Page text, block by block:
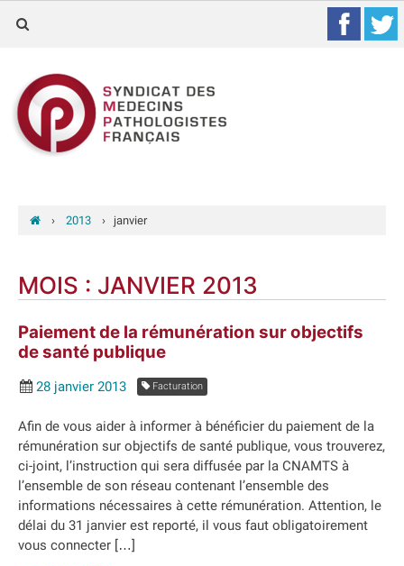
› 2013 › janvier
MOIS : JANVIER 2013
Paiement de la rémunération sur objectifs
de santé publique
28 janvier 2013 Facturation
Afin de vous aider à informer à bénéficier du paiement de la
rémunération sur objectifs de santé publique, vous trouverez,
ci-joint, l’instruction qui sera diffusée par la CNAMTS à
l’ensemble de son réseau contenant l’ensemble des
informations nécessaires à cette rémunération. Attention, le
délai du 31 janvier est reporté, il vous faut obligatoirement
vous connecter […]